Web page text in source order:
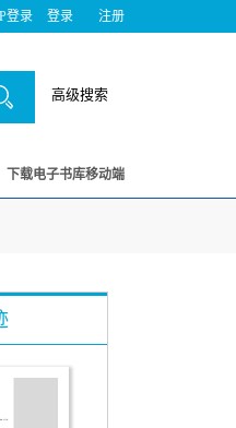
登录 登录 注册
高级搜索
下载电子书库移动端